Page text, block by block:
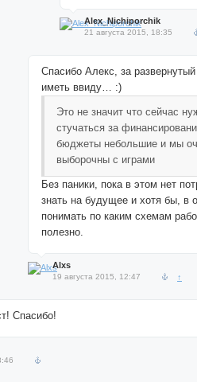
Alex_Nichiporchik
21 августа 2015, 18:35
Спасибо Алекс, за
иметь ввиду… :)
Это не значит что сейчас
стучаться за
бюджеты небольшие и мы
выборочны с играми
Без паники, пока в этом нет
знать на будущее и хотя бы, в
понимать по каким схемам
полезно.
Alxs
19 августа 2015, 12:47 ↑
Спасибо!